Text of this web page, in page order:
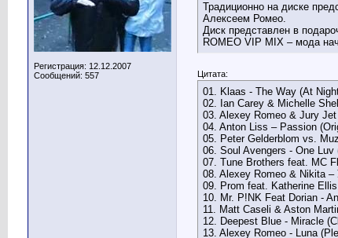
Регистрация: 12.12.2007
Сообщений: 557
Традиционно на диске
Алексеем Ромео.
Диск представлен в
ROMEO VIP MIX – мода
Цитата:
01. Klaas - The Way (At
02. Ian Carey & Michelle
03. Alexey Romeo & Jury
04. Anton Liss – Passion
05. Peter Gelderblom vs.
06. Soul Avengers - One Luv
07. Tune Brothers feat. MC
08. Alexey Romeo & Nikita –
09. Prom feat. Katherine
10. Mr. P!NK Feat Dorian -
11. Matt Caseli & Aston
12. Deepest Blue - Miracle
13. Alexey Romeo - Luna